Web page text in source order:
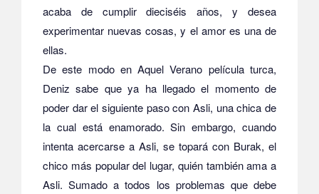
acaba de cumplir dieciséis años, y desea
experimentar nuevas cosas, y el amor es una de
ellas.
De este modo en Aquel Verano película turca,
Deniz sabe que ya ha llegado el momento de
poder dar el siguiente paso con Asli, una chica de
la cual está enamorado. Sin embargo, cuando
intenta acercarse a Asli, se topará con Burak, el
chico más popular del lugar, quién también ama a
Asli. Sumado a todos los problemas que debe